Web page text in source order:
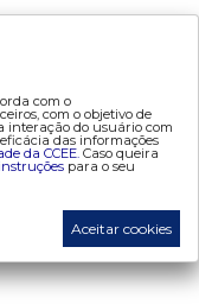
com o
com o objetivo de
interação do usuário com
das informações
da CCEE. Caso queira
para o seu
Aceitar cookies